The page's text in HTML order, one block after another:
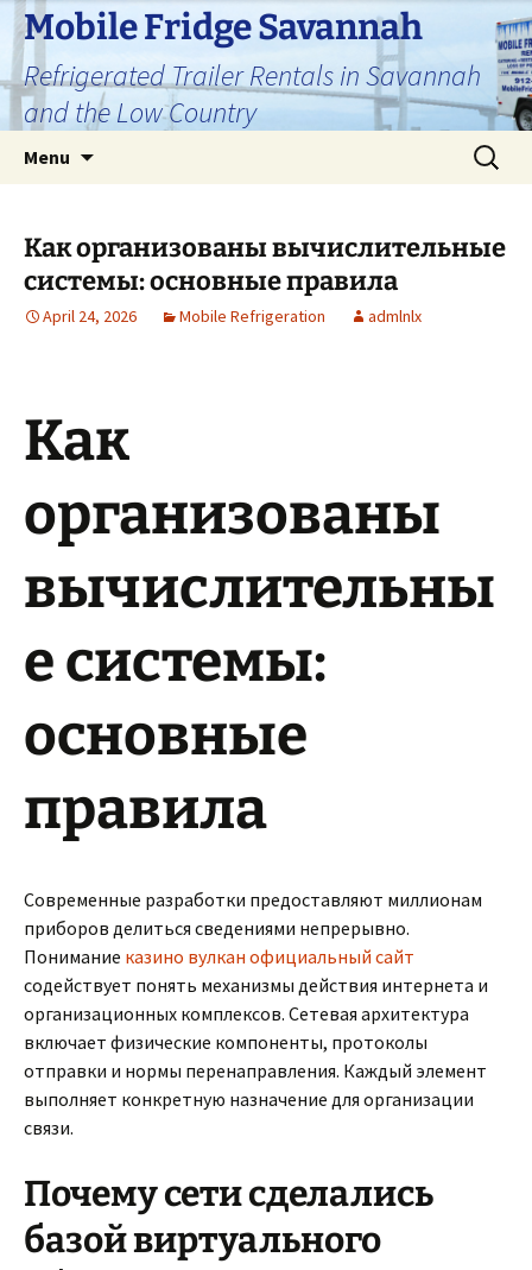
Skip
content
Mobile Fridge Savannah
Refrigerated Trailer Rentals in Savannah
and the Low Country
Menu
Search
for:
Как организованы вычислительные
системы: основные правила
April 24, 2026 Mobile Refrigeration admlnlx
Как
организованы
вычислительны
е системы:
основные
правила
Современные разработки предоставляют миллионам
приборов делиться сведениями непрерывно.
Понимание казино вулкан официальный сайт
содействует понять механизмы действия интернета и
организационных комплексов. Сетевая архитектура
включает физические компоненты, протоколы
отправки и нормы перенаправления. Каждый элемент
выполняет конкретную назначение для организации
связи.
Почему сети сделались
базой виртуального